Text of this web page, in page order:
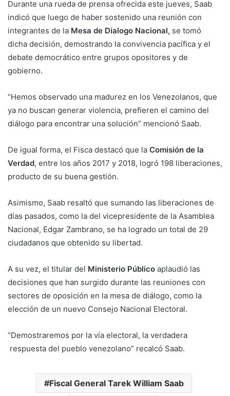
Durante una rueda de prensa ofrecida este jueves, Saab
indicó que luego de haber sostenido una reunión con
integrantes de la Mesa de Dialogo Nacional, se tomó
dicha decisión, demostrando la convivencia pacífica y el
debate democrático entre grupos opositores y de
gobierno.
“Hemos observado una madurez en los Venezolanos, que
ya no buscan generar violencia, prefieren el camino del
diálogo para encontrar una solución” mencionó Saab.
De igual forma, el Fisca destacó que la Comisión de la
Verdad, entre los años 2017 y 2018, logró 198 liberaciones,
producto de su buena gestión.
Asimismo, Saab resaltó que sumando las liberaciones de
días pasados, como la del vicepresidente de la Asamblea
Nacional, Edgar Zambrano, se ha logrado un total de 29
ciudadanos que obtenido su libertad.
A su vez, el titular del Ministerio Público aplaudió las
decisiones que han surgido durante las reuniones con
sectores de oposición en la mesa de diálogo, como la
elección de un nuevo Consejo Nacional Electoral.
“Demostraremos por la vía electoral, la verdadera
respuesta del pueblo venezolano” recalcó Saab.
Fiscal General Tarek William Saab